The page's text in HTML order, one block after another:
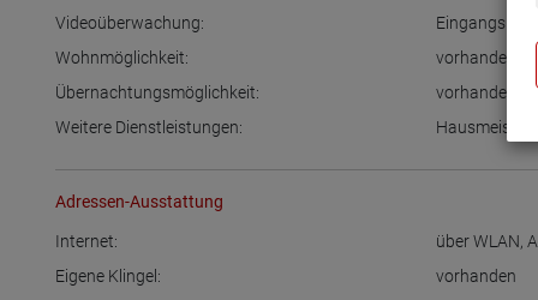
Videoüberwachung:
Wohnmöglichkeit:
vorhanden
Übernachtungsmöglichkeit:
vorhanden
Weitere Dienstleistungen:
Hausmeister-
Adressen-Ausstattung
Internet: über WLAN,
Eigene Klingel:
vorhanden